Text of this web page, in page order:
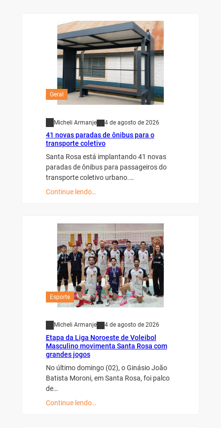
Geral
Micheli Armanje 4 de agosto de 2026
41 novas paradas de ônibus para o
transporte coletivo
Santa Rosa está implantando 41 novas
paradas de ônibus para passageiros do
transporte coletivo urbano.…
Continue lendo…
Esporte
Micheli Armanje 4 de agosto de 2026
Etapa da Liga Noroeste de Voleibol
Masculino movimenta Santa Rosa com
grandes jogos
No último domingo (02), o Ginásio João
Batista Moroni, em Santa Rosa, foi palco
de…
Continue lendo…